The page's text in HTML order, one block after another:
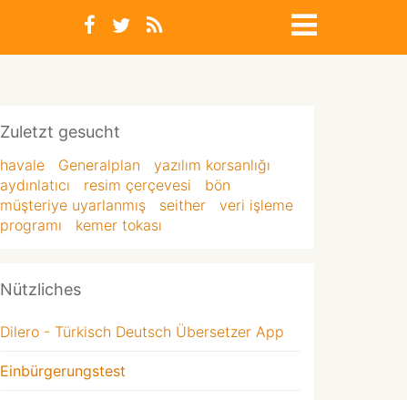
Zuletzt gesucht
havale Generalplan
yazılım korsanlığı
aydınlatıcı
resim çerçevesi
bön
müşteriye uyarlanmış
seither
veri işleme
programı
kemer tokası
Nützliches
Dilero - Türkisch Deutsch Übersetzer App
Einbürgerungstest